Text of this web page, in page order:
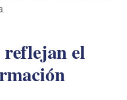
reflejan el